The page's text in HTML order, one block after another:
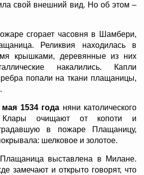
свой внешний вид. Но об этом –
сгорает часовня в Шамбери,
Реликвия находилась в
крышками, деревянные из них
накалились. Капли
попали на ткани плащаницы,
1534 года няни католического
Клары очищают от копоти и
в пожаре Плащаницу,
шелковое и золотое.
выставлена в Милане.
замечают и открыто говорят, что